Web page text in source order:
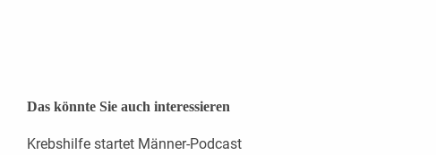
Das könnte Sie auch interessieren
Krebshilfe startet Männer-Podcast